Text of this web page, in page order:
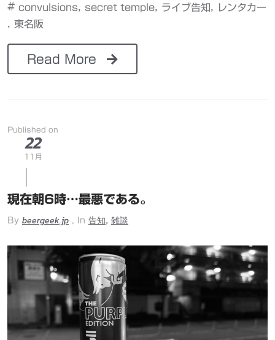
# convulsions secret temple ライブ告知 レンタカー
東名阪
Read More
Published on
22
11月
現在朝6時…最悪である。
By beergeek.jp , In 告知, 雑談